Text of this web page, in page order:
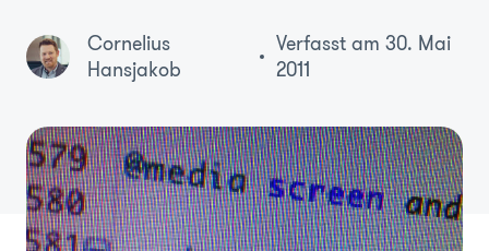
Branchen
Über Uns
Cornelius
Hansjakob
Verfasst am 30. Mai
2011